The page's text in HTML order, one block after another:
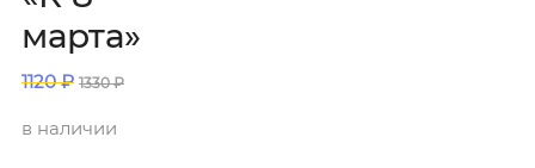
марта»
1120₽ 1330₽
в наличии